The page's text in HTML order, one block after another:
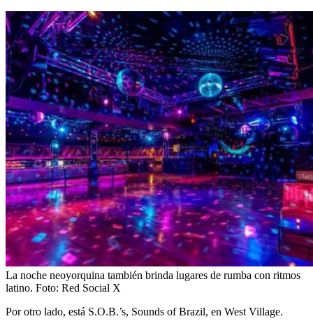
La noche neoyorquina también brinda lugares de rumba con ritmos
latino. Foto: Red Social X
Por otro lado, está S.O.B.’s, Sounds of Brazil, en West Village.